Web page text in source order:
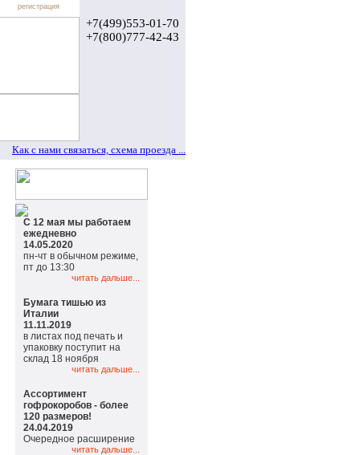
регистрация
+7(499)553-01-70
+7(800)777-42-43
Как с нами связаться, схема проезда ...
С 12 мая мы работаем
ежедневно
14.05.2020
пн-чт в обычном режиме,
пт до 13:30
читать дальше...
Бумага тишью из
Италии
11.11.2019
в листах под печать и
упаковку поступит на
склад 18 ноября
читать дальше...
Ассортимент
гофрокоробов - более
120 размеров!
24.04.2019
Очередное расширение
читать дальше...